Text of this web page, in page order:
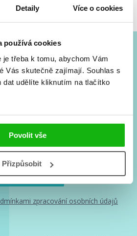
Detaily Více o cookies
používá cookies
je třeba k tomu, abychom Vám
Vás skutečně zajímají. Souhlas s
udělíte kliknutím na tlačítko
Povolit vše
Přizpůsobit
knihy nenalezeny.
každý měsíc rovnou do mailu!
kvízy, soutěže, autoři, filmové
zpracování osobních údajů